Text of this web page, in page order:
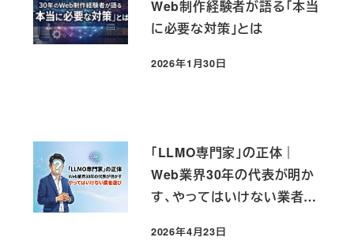
Web制作経験者が語る「本当
に必要な対策」とは
投稿日
2026年1月30日
「LLMO専門家」の正体｜
Web業界30年の代表が明か
す、やってはいけない業者選
2026年4月23日